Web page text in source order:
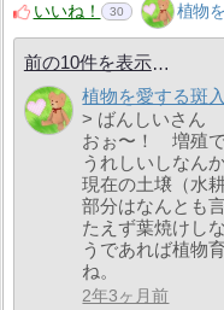
いいね！
30 植物
前の10件を表示
植物を愛する斑
> ばんしいさん
おぉ〜！ 増殖で
うれしいしなん
現在の土壌（水
部分はなんとも
たえず葉焼けし
うであれば植物
ね。
2年3ヶ月前